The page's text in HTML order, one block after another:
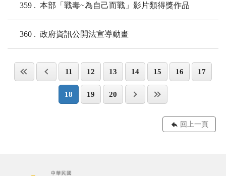
359 本部「戰毒~為自己而戰」影片類得獎作品
360 政府資訊公開法宣導動畫
11 12 13 14 15 16 17
18 19 20
回上一頁